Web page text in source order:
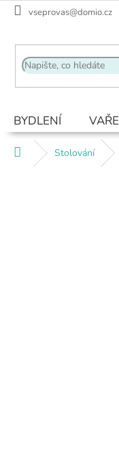
Přejít
vseprovas@domio.cz
BYDLENÍ
Domů Stolování